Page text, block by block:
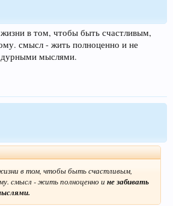
в том, чтобы быть счастливым,
смысл - жить полноценно и не
дурными мыслями.
в том, чтобы быть счастливым,
смысл - жить полноценно и не забивать